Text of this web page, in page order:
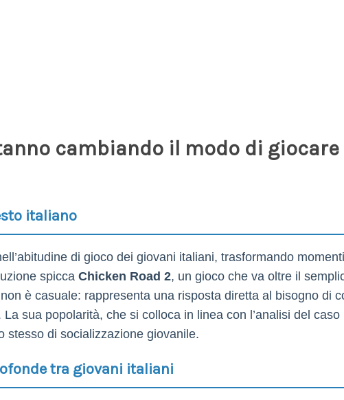
cambiando il modo di
italiano
di gioco dei giovani italiani, trasformando
spicca Chicken Road 2, un gioco che va oltre il
è casuale: rappresenta una risposta diretta al bisogno di
sua popolarità, che si colloca in linea con l’analisi del
stesso di socializzazione giovanile.
tra giovani italiani